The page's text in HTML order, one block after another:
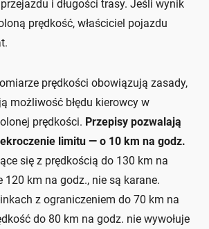
i długości trasy. Jeśli wynik
prędkość, właściciel pojazdu
prędkości obowiązują zasady,
możliwość błędu kierowcy w
prędkości. Przepisy pozwalają
limitu — o 10 km na godz.
się z prędkością do 130 km na
120 km na godz., nie są karane.
z ograniczeniem do 70 km na
do 80 km na godz. nie wywołuje